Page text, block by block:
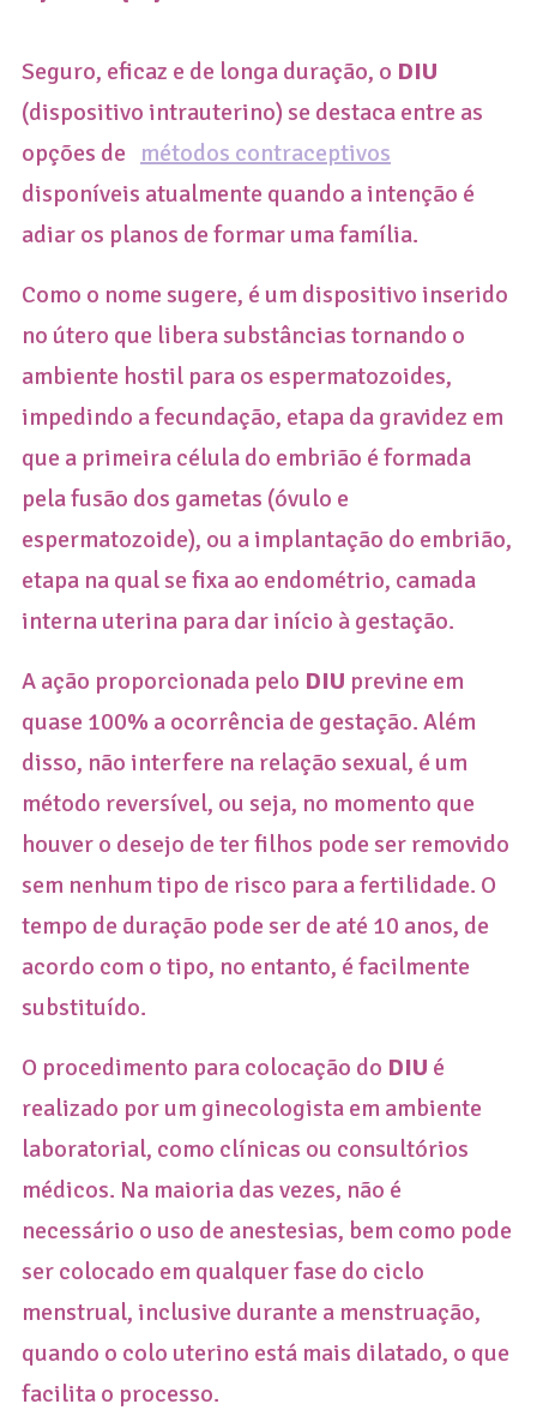
Seguro, eficaz e de longa duração, o DIU
(dispositivo intrauterino) se destaca entre as
opções de métodos contraceptivos
disponíveis atualmente quando a intenção é
adiar os planos de formar uma família.
Como o nome sugere, é um dispositivo inserido
no útero que libera substâncias tornando o
ambiente hostil para os espermatozoides,
impedindo a fecundação, etapa da gravidez em
que a primeira célula do embrião é formada
pela fusão dos gametas (óvulo e
espermatozoide), ou a implantação do embrião,
etapa na qual se fixa ao endométrio, camada
interna uterina para dar início à gestação.
A ação proporcionada pelo DIU previne em
quase 100% a ocorrência de gestação. Além
disso, não interfere na relação sexual, é um
método reversível, ou seja, no momento que
houver o desejo de ter filhos pode ser removido
sem nenhum tipo de risco para a fertilidade. O
tempo de duração pode ser de até 10 anos, de
acordo com o tipo, no entanto, é facilmente
substituído.
O procedimento para colocação do DIU é
realizado por um ginecologista em ambiente
laboratorial, como clínicas ou consultórios
médicos. Na maioria das vezes, não é
necessário o uso de anestesias, bem como pode
ser colocado em qualquer fase do ciclo
menstrual, inclusive durante a menstruação,
quando o colo uterino está mais dilatado, o que
facilita o processo.